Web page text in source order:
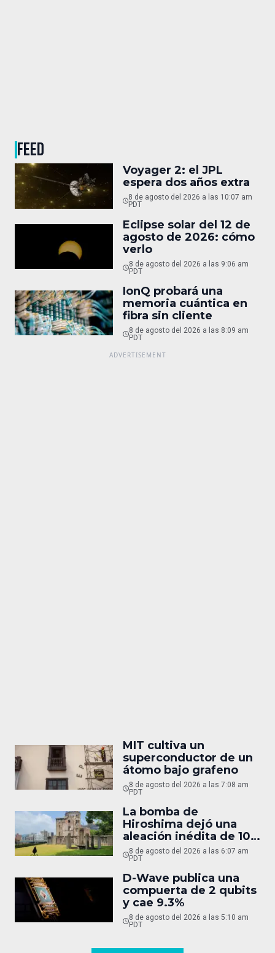
FEED
Voyager 2: el JPL
espera dos años extra
8 de agosto del 2026 a las 10:07 am
PDT
Eclipse solar del 12 de
agosto de 2026: cómo
verlo
8 de agosto del 2026 a las 9:06 am
PDT
IonQ probará una
memoria cuántica en
fibra sin cliente
8 de agosto del 2026 a las 8:09 am
PDT
MIT cultiva un
superconductor de un
átomo bajo grafeno
8 de agosto del 2026 a las 7:08 am
PDT
La bomba de
Hiroshima dejó una
aleación inédita de 10
micras
8 de agosto del 2026 a las 6:07 am
PDT
D-Wave publica una
compuerta de 2 qubits
y cae 9.3%
8 de agosto del 2026 a las 5:10 am
PDT